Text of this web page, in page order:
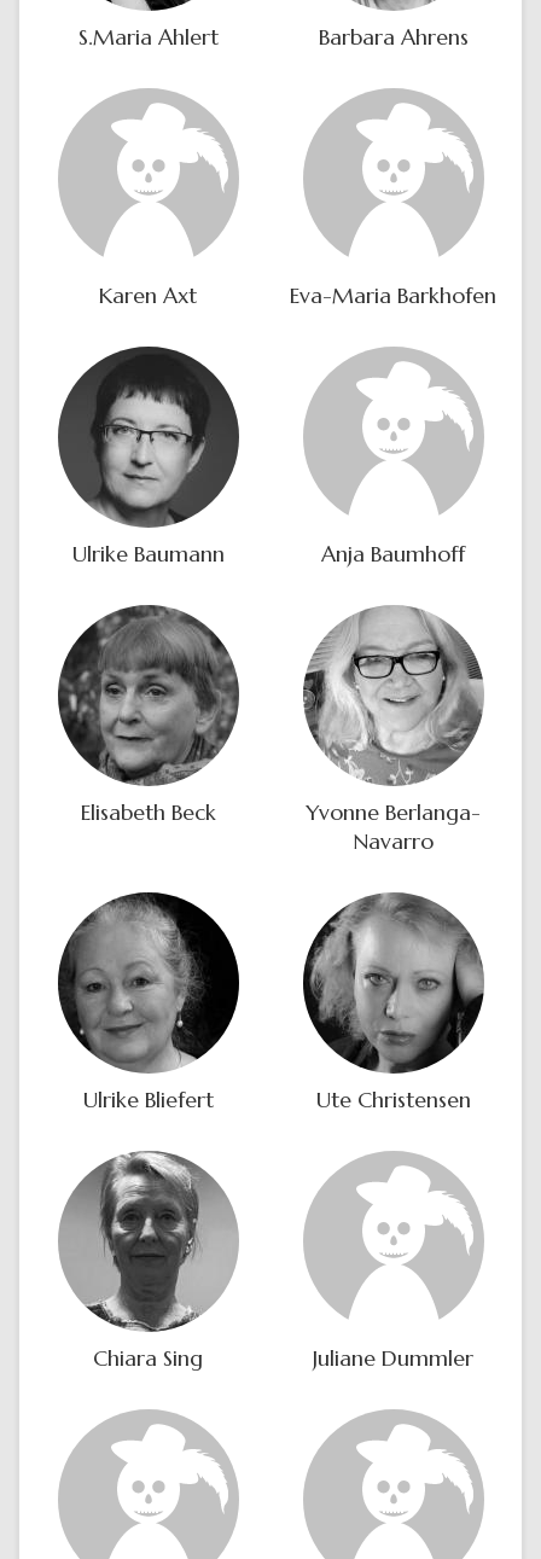
S.Maria Ahlert Barbara Ahrens
Karen Axt Eva-Maria Barkhofen
Ulrike Baumann Anja Baumhoff
Elisabeth Beck
Yvonne Berlanga-
Navarro
Ulrike Bliefert Ute Christensen
Chiara Sing Juliane Dummler